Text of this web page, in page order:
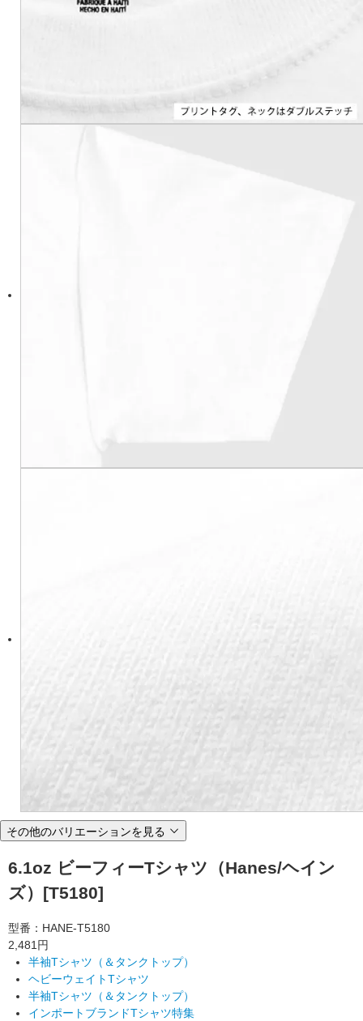
その他のバリエーションを見る
6.1oz ビーフィーTシャツ（Hanes/ヘイン
ズ）[T5180]
型番：HANE-T5180
2,481円
半袖Tシャツ（＆タンクトップ）
ヘビーウェイトTシャツ
半袖Tシャツ（＆タンクトップ）
インポートブランドTシャツ特集